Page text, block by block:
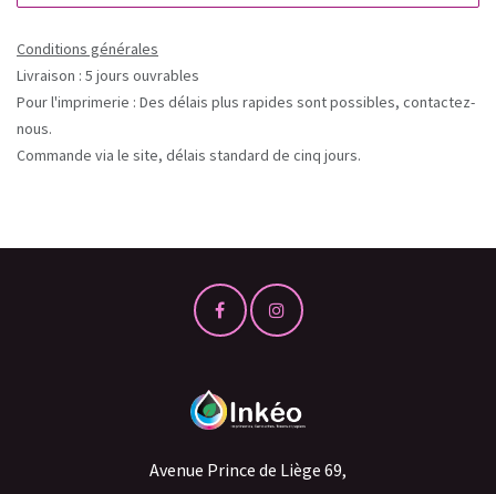
Conditions générales
Livraison : 5 jours ouvrables
Pour l'imprimerie : Des délais plus rapides sont possibles, contactez-
nous.
Commande via le site, délais standard de cinq jours.
Avenue Prince de Liège 69,